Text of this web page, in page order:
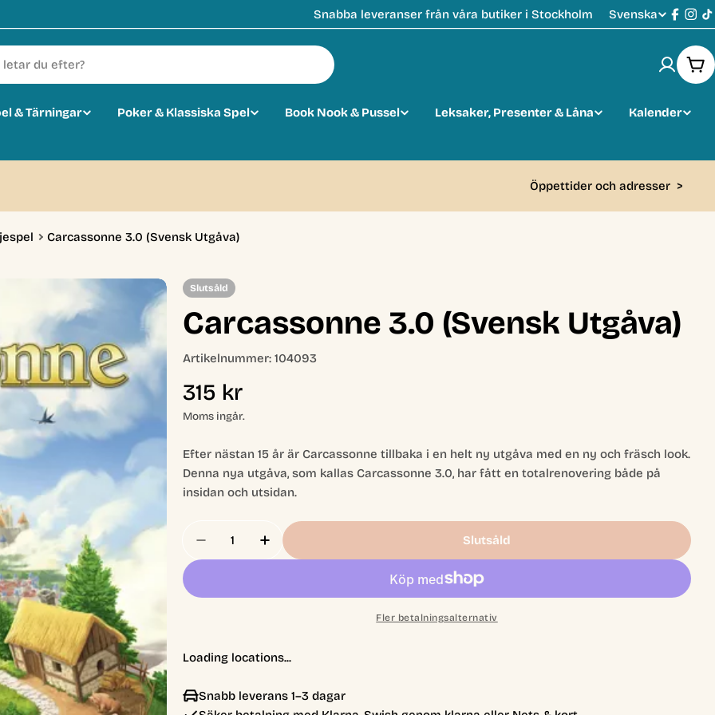
Snabba leveranser från våra butiker i Stockholm
S
k
Svenska
& Tärningar Poker & Klassiska Spel Book Nook & Pussel Leksaker, Presenter & Låna
Kalender
Öppettider och adresser >
Carcassonne 3.0 (Svensk Utgåva)
Slutsåld
Carcassonne 3.0 (Svensk Utgåva)
Artikelnummer: 104093
Ordinarie
pris
315 kr
Moms ingår.
Efter nästan 15 år är Carcassonne tillbaka i en helt ny utgåva med en ny och fräsch look.
Denna nya utgåva, som kallas Carcassonne 3.0, har fått en totalrenovering både på
insidan och utsidan.
Minska Antal För Carcassonne 3.0 (Svensk Utgåva)
Öka Antal För Carcassonne 3.0 (Svensk Utgåva)
Slutsåld
Fler betalningsalternativ
Loading locations...
Snabb leverans 1–3 dagar